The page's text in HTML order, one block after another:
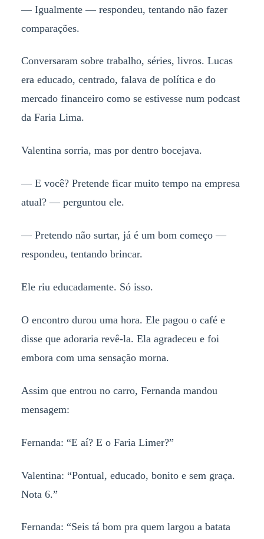
— Igualmente — respondeu, tentando não fazer
comparações.
Conversaram sobre trabalho, séries, livros. Lucas
era educado, centrado, falava de política e do
mercado financeiro como se estivesse num podcast
da Faria Lima.
Valentina sorria, mas por dentro bocejava.
— E você? Pretende ficar muito tempo na empresa
atual? — perguntou ele.
— Pretendo não surtar, já é um bom começo —
respondeu, tentando brincar.
Ele riu educadamente. Só isso.
O encontro durou uma hora. Ele pagou o café e
disse que adoraria revê-la. Ela agradeceu e foi
embora com uma sensação morna.
Assim que entrou no carro, Fernanda mandou
mensagem:
Fernanda: “E aí? E o Faria Limer?”
Valentina: “Pontual, educado, bonito e sem graça.
Nota 6.”
Fernanda: “Seis tá bom pra quem largou a batata